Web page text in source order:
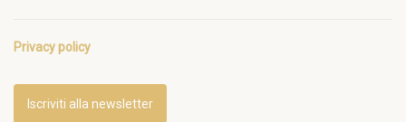
Privacy policy
Iscriviti alla newsletter